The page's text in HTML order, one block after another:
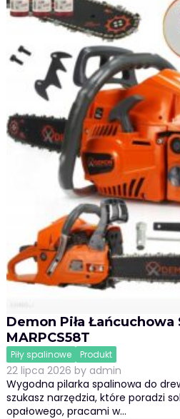
Demon Piła Łańcuchowa
MARPCS58T
Piły spalinowe Produkt
22 lipca 2026 by admin
Wygodna pilarka spalinowa do
szukasz narzędzia, które poradzi
opałowego, pracami w…